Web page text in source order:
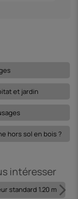
et jardin
hors sol en bois ?
intéresser
standard 1.20 m